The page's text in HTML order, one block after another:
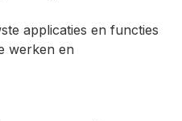
applicaties en functies
werken en